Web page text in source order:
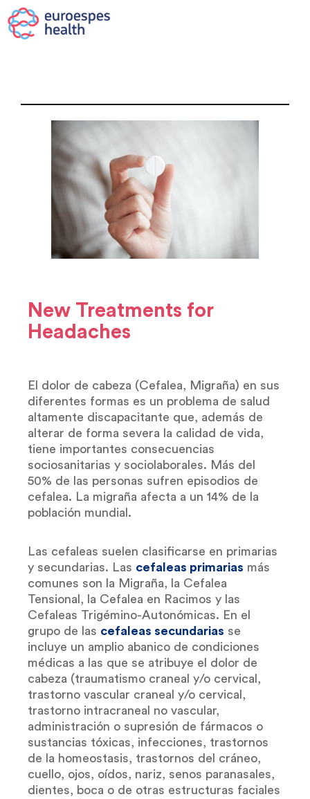
New Treatments for
Headaches
El dolor de cabeza (Cefalea, Migraña) en sus
diferentes formas es un problema de salud
altamente discapacitante que, además de
alterar de forma severa la calidad de vida,
tiene importantes consecuencias
sociosanitarias y sociolaborales. Más del
50% de las personas sufren episodios de
cefalea. La migraña afecta a un 14% de la
población mundial.
Las cefaleas suelen clasificarse en primarias
y secundarias. Las cefaleas primarias más
comunes son la Migraña, la Cefalea
Tensional, la Cefalea en Racimos y las
Cefaleas Trigémino-Autonómicas. En el
grupo de las cefaleas secundarias se
incluye un amplio abanico de condiciones
médicas a las que se atribuye el dolor de
cabeza (traumatismo craneal y/o cervical,
trastorno vascular craneal y/o cervical,
trastorno intracraneal no vascular,
administración o supresión de fármacos o
sustancias tóxicas, infecciones, trastornos
de la homeostasis, trastornos del cráneo,
cuello, ojos, oídos, nariz, senos paranasales,
dientes, boca o de otras estructuras faciales